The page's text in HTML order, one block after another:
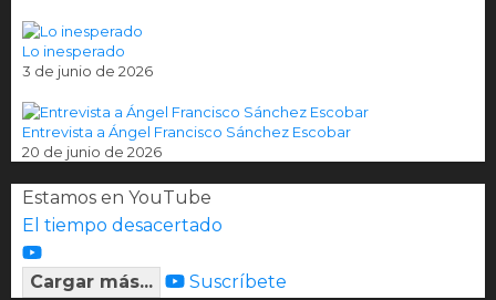
Lo inesperado
3 de junio de 2026
Entrevista a Ángel Francisco Sánchez Escobar
20 de junio de 2026
Estamos en YouTube
El tiempo desacertado
Cargar más... Suscríbete